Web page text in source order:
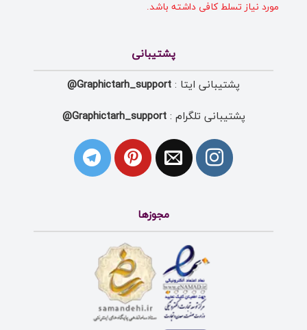
مورد نیاز تسلط کافی داشته باشد.
پشتیبانی
پشتیبانی ایتا : Graphictarh_support@
پشتیبانی تلگرام :Graphictarh_support@
مجوزها